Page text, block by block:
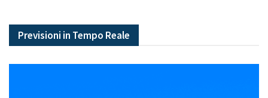
Previsioni in Tempo Reale